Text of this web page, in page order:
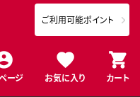
ージ お気に入り カート
ご利用可能ポイント